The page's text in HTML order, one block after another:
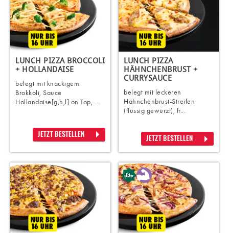
LUNCH PIZZA BROCCOLI
+ HOLLANDAISE
belegt mit knackigem
Brokkoli, Sauce
Hollandaise[g,h,l] on Top, ...
JETZT BESTELLEN
LUNCH PIZZA
HÄHNCHENBRUST +
CURRYSAUCE
belegt mit leckeren
Hähnchenbrust-Streifen
(flüssig gewürzt), fr...
JETZT BESTELLEN